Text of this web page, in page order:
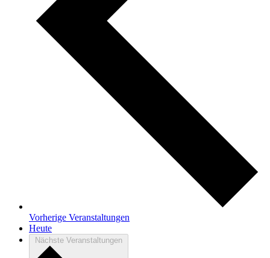
Vorherige Veranstaltungen
Heute
Nächste Veranstaltungen